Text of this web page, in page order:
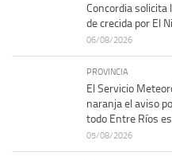
Concordia solicita
de crecida por El
06/08/2026
PROVINCIA
El Servicio
naranja el aviso
todo Entre Ríos
05/08/2026